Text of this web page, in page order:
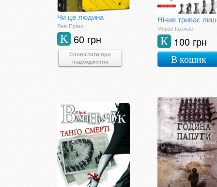
Чи це людина
Леві Прімо
60 грн
К
Сповістити про
надходження
Мерас Іцхокас
100 грн
К
В кошик